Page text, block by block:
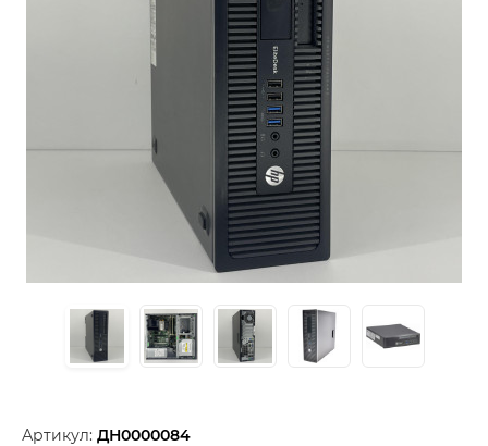
Артикул: ДН0000084